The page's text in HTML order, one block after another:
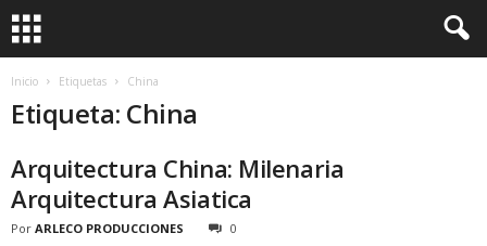
Inicio Etiquetas China
Etiqueta: China
Arquitectura China: Milenaria
Arquitectura Asiatica
Por ARLECO PRODUCCIONES 0